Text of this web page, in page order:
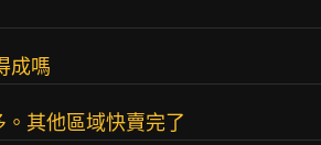
成嗎
其他區域快賣完了